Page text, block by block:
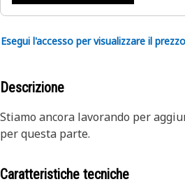
Esegui l'accesso per visualizzare il
Descrizione
Stiamo ancora lavorando per
per questa parte.
Caratteristiche tecniche